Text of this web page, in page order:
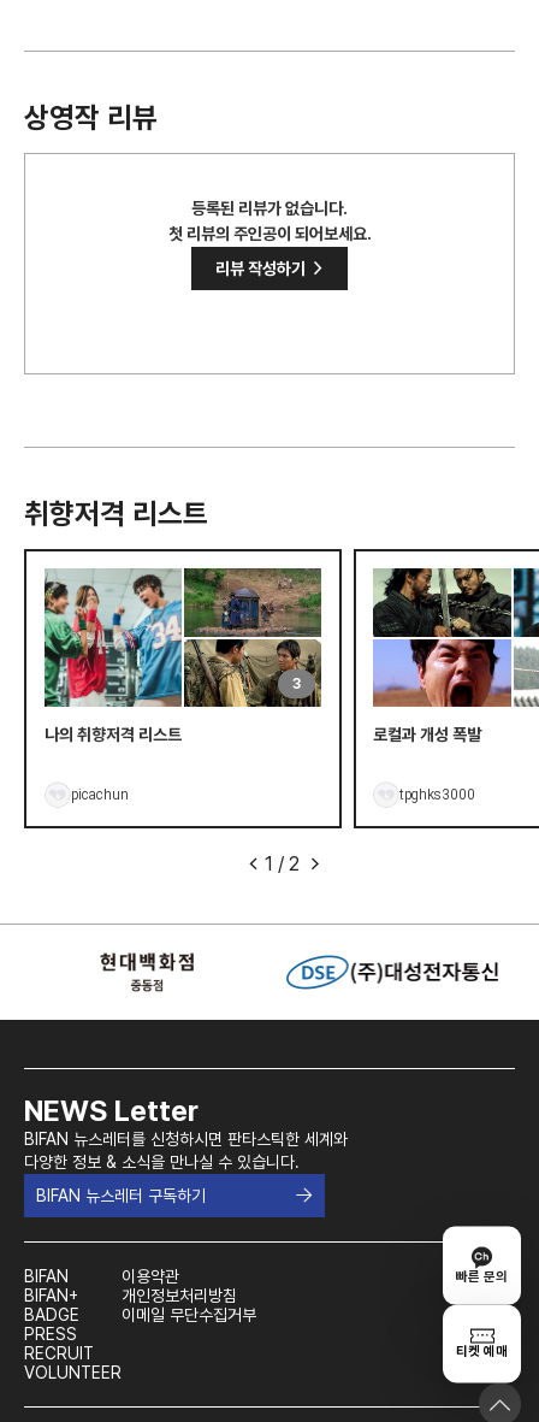
빠른 문의
티켓 예매
상영작 리뷰
등록된 리뷰가 없습니다.
첫 리뷰의 주인공이 되어보세요.
리뷰 작성하기 >
취향저격 리스트
3
나의 취향저격 리스트
picachun
로컬과 개성 폭발
tpghks3000
< 1 / 2 >
NEWS Letter
BIFAN 뉴스레터를 신청하시면 판타스틱한 세계와
다양한 정보 & 소식을 만나실 수 있습니다.
BIFAN 뉴스레터 구독하기
BIFAN
BIFAN+
BADGE
PRESS
RECRUIT
VOLUNTEER
이용약관
개인정보처리방침
이메일 무단수집거부